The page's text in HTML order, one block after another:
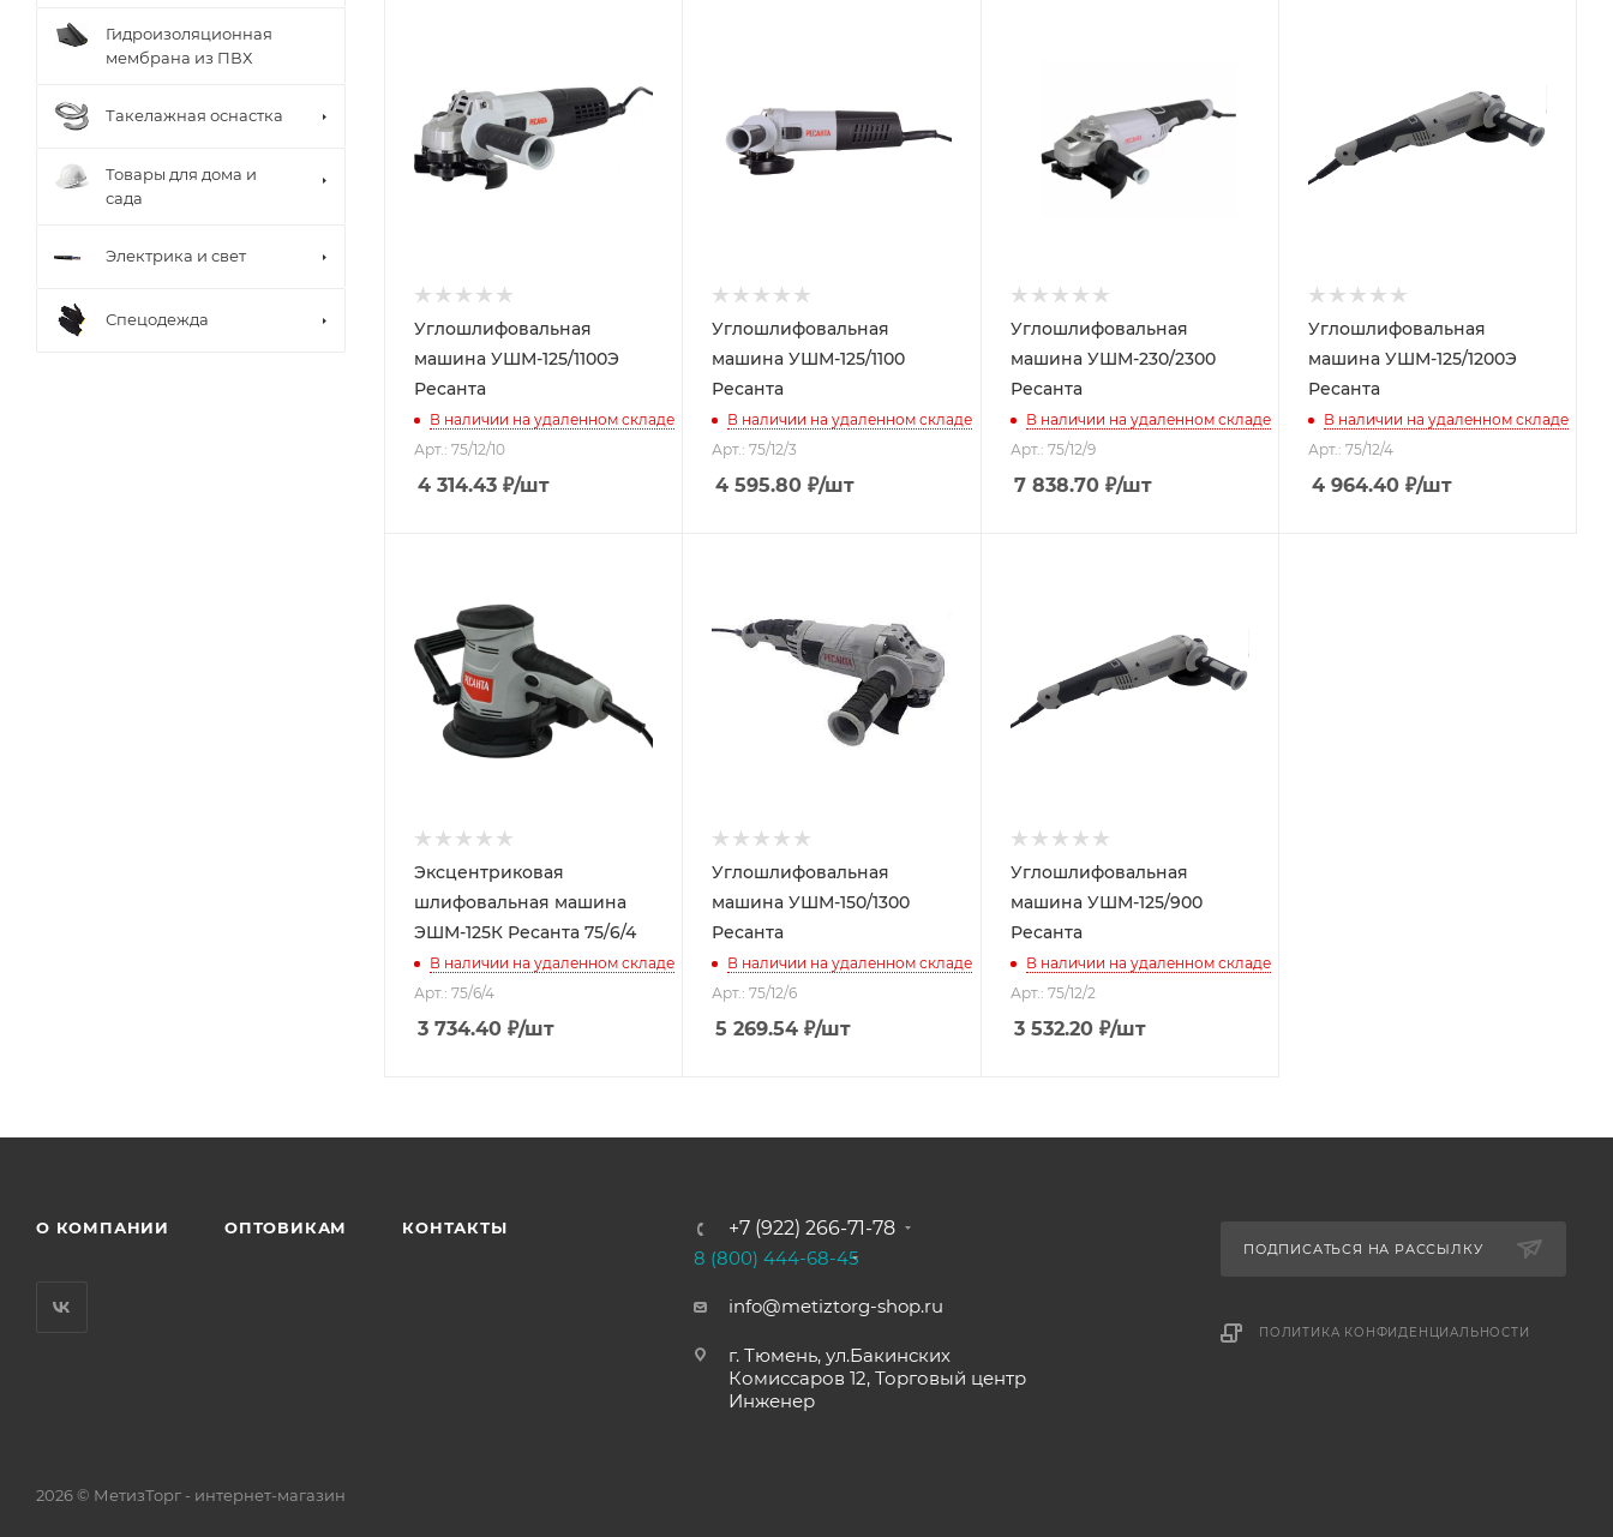
Углошлифовальная
машина УШМ-125/1100Э
Ресанта
В наличии на удаленном складе
Арт.: 75/12/10
4 314.43 ₽/шт
Углошлифовальная
машина УШМ-125/1100
Ресанта
В наличии на удаленном складе
Арт.: 75/12/3
4 595.80 ₽/шт
Углошлифовальная
машина УШМ-230/2300
Ресанта
В наличии на удаленном складе
Арт.: 75/12/9
7 838.70₽/шт
Углошлифовальная
машина УШМ-125/1200Э
Ресанта
В наличии на удаленном складе
Арт.: 75/12/4
4 964.40₽/шт
Эксцентриковая
шлифовальная машина
ЭШМ-125К Ресанта 75/6/4
В наличии на удаленном складе
Арт.: 75/6/4
3 734.40 ₽/шт
Углошлифовальная
машина УШМ-150/1300
Ресанта
В наличии на удаленном складе
Арт.: 75/12/6
5 269.54 ₽/шт
Углошлифовальная
машина УШМ-125/900
Ресанта
В наличии на удаленном складе
Арт.: 75/12/2
3 532.20₽/шт
Гидроизоляционная
мембрана из ПВХ
Такелажная оснастка
Товары для дома и
сада
Электрика и свет
Спецодежда
О КОМПАНИИ ОПТОВИКАМ КОНТАКТЫ
+7 (922) 266-71-78
8 (800) 444-68-45
info@metiztorg-shop.ru
г. Тюмень, ул.Бакинских
Комиссаров 12, Торговый центр
Инженер
ПОДПИСАТЬСЯ НА РАССЫЛКУ
ПОЛИТИКА КОНФИДЕНЦИАЛЬНОСТИ
2026 © МетизТорг - интернет-магазин